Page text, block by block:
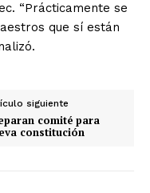
“Prácticamente se
que sí están
siguiente
comité para
constitución